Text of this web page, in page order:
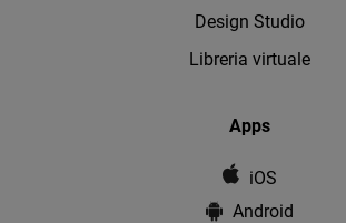
Design Studio
Libreria virtuale
Apps
iOS
Android